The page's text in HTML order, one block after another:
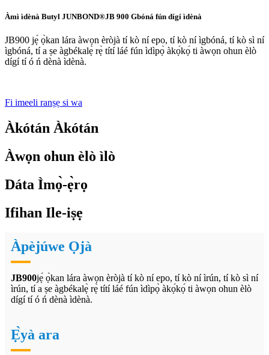
Àmì ìdènà Butyl JUNBOND®JB 900 Gbóná fún dígí ìdènà
JB900 jẹ́ ọ̀kan lára ​​àwọn èròjà tí kò ní epo, tí kò ní ìgbóná, tí kò sì ní
ìgbóná, tí a ṣe àgbékalẹ̀ rẹ̀ títí láé fún ìdìpọ̀ àkọ́kọ́ ti àwọn ohun èlò
dígí tí ó ń dènà ìdènà.
Fi imeeli ranṣẹ si wa
Àkótán Àkótán
Àwọn ohun èlò ìlò
Dáta Ìmọ̀-ẹ̀rọ
Ifihan Ile-iṣẹ
Àpèjúwe Ọjà
JB900jẹ́ ọ̀kan lára ​​àwọn èròjà tí kò ní epo, tí kò ní ìrún, tí kò sì ní
ìrún, tí a ṣe àgbékalẹ̀ rẹ̀ títí láé fún ìdìpọ̀ àkọ́kọ́ ti àwọn ohun èlò
dígí tí ó ń dènà ìdènà.
Ẹ̀yà ara